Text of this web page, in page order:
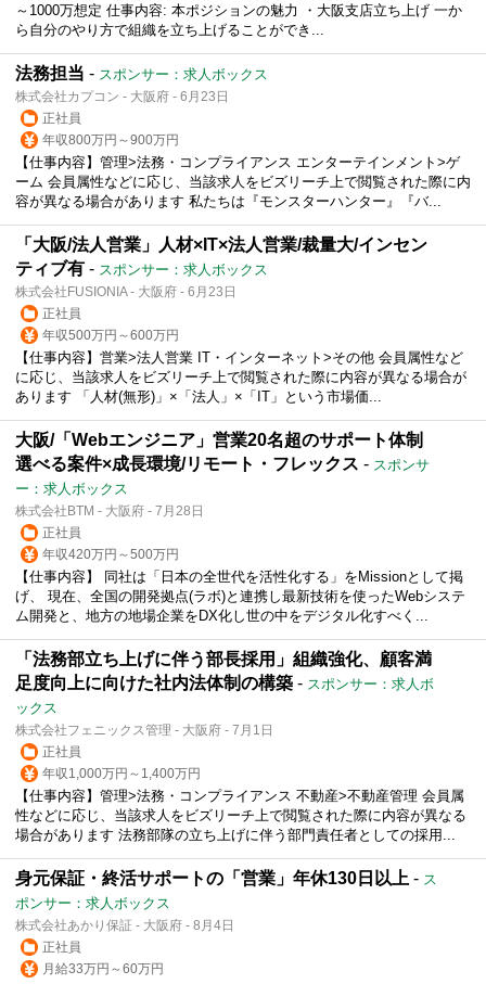
～1000万想定 仕事内容: 本ポジションの魅力 ・大阪支店立ち上げ 一か
ら自分のやり方で組織を立ち上げることができ...
法務担当 - スポンサー：求人ボックス
株式会社カプコン - 大阪府 - 6月23日
正社員
年収800万円～900万円
【仕事内容】管理>法務・コンプライアンス エンターテインメント>ゲ
ーム 会員属性などに応じ、当該求人をビズリーチ上で閲覧された際に内
容が異なる場合があります 私たちは『モンスターハンター』『バ...
「大阪/法人営業」人材×IT×法人営業/裁量大/インセン
ティブ有 - スポンサー：求人ボックス
株式会社FUSIONIA - 大阪府 - 6月23日
正社員
年収500万円～600万円
【仕事内容】営業>法人営業 IT・インターネット>その他 会員属性など
に応じ、当該求人をビズリーチ上で閲覧された際に内容が異なる場合が
あります 「人材(無形)」×「法人」×「IT」という市場価...
大阪/「Webエンジニア」営業20名超のサポート体制
選べる案件×成長環境/リモート・フレックス - スポンサ
ー：求人ボックス
株式会社BTM - 大阪府 - 7月28日
正社員
年収420万円～500万円
【仕事内容】 同社は「日本の全世代を活性化する」をMissionとして掲
げ、 現在、全国の開発拠点(ラボ)と連携し最新技術を使ったWebシステ
ム開発と、地方の地場企業をDX化し世の中をデジタル化すべく...
「法務部立ち上げに伴う部長採用」組織強化、顧客満
足度向上に向けた社内法体制の構築 - スポンサー：求人ボ
ックス
株式会社フェニックス管理 - 大阪府 - 7月1日
正社員
年収1,000万円～1,400万円
【仕事内容】管理>法務・コンプライアンス 不動産>不動産管理 会員属
性などに応じ、当該求人をビズリーチ上で閲覧された際に内容が異なる
場合があります 法務部隊の立ち上げに伴う部門責任者としての採用...
身元保証・終活サポートの「営業」年休130日以上 - ス
ポンサー：求人ボックス
株式会社あかり保証 - 大阪府 - 8月4日
正社員
月給33万円～60万円